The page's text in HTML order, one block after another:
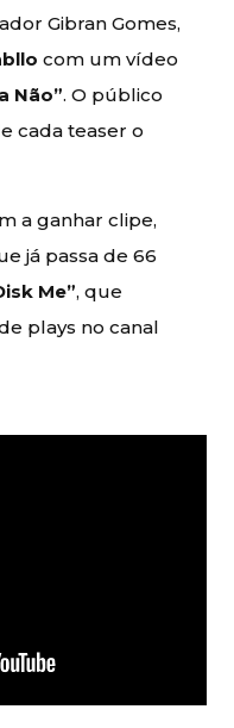
Gibran Gomes,
com um vídeo
Não”. O público
cada teaser o
a ganhar clipe,
já passa de 66
Me”, que
plays no canal